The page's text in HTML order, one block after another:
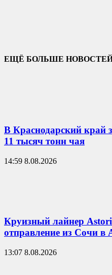
ЕЩЁ БОЛЬШЕ
В Краснодарский край
11 тысяч тонн чая
14:59 8.08.2026
Круизный лайнер
отправление из Сочи в
13:07 8.08.2026